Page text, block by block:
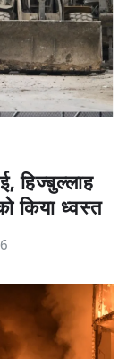
हिज्बुल्लाह
किया ध्वस्त